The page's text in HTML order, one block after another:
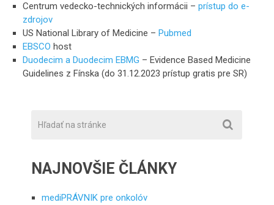
Centrum vedecko-technických informácii –prístup do e-
zdrojov
US National Library of Medicine –Pubmed
EBSCO host
Duodecim a Duodecim EBMG – Evidence Based Medicine
Guidelines z Fínska (do 31.12.2023 prístup gratis pre SR)
NAJNOVŠIE ČLÁNKY
mediPRÁVNIK pre onkolóv